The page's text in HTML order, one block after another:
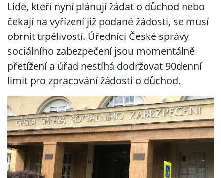
Lidé, kteří nyní plánují žádat o důchod nebo
čekají na vyřízení již podané žádosti, se musí
obrnit trpělivostí. Úředníci České správy
sociálního zabezpečení jsou momentálně
přetížení a úřad nestíhá dodržovat 90denní
limit pro zpracování žádosti o důchod.